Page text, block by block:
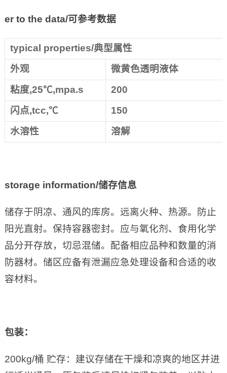
er to the data/可参考数据
typical properties/典型属性
外观
微黄色透明液体
粘度,25℃,mpa.s
200
闪点,tcc,℃
150
水溶性
溶解
storage information/储存信息
储存于阴凉、通风的库房。远离火种、热源。防止
阳光直射。保持容器密封。应与氧化剂、食用化学
品分开存放，切忌混储。配备相应品种和数量的消
防器材。储区应备有泄漏应急处理设备和合适的收
容材料。
包装：
200kg/桶 贮存：建议存储在干燥和凉爽的地区并进